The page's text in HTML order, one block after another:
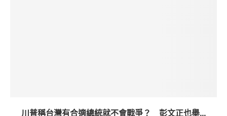
川普稱台灣有合適總統就不會戰爭？ 彭文正也舉...